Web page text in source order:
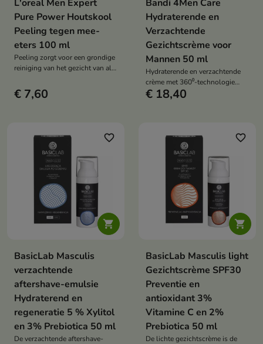
L'oreal Men Expert
Pure Power Houtskool
Peeling tegen mee-
eters 100 ml
Peeling zorgt voor een grondige
reiniging van het gezicht van alle
huid verfrist en gerevitaliseerd
blijft
€ 7,60
Bandi 4Men Care
Hydraterende en
Verzachtende
Gezichtscrème voor
Mannen 50 ml
Hydraterende en verzachtende
crème met 360⁰-technologie
biedt een complete verzorging
€ 18,40

favorite_border
BasicLab Masculis
verzachtende
aftershave-emulsie
Hydraterend en
regeneratie 5 % Xylitol
en 3% Prebiotica 50 ml
De verzachtende aftershave-

favorite_border
BasicLab Masculis light
Gezichtscrème SPF30
Preventie en
antioxidant 3%
Vitamine C en 2%
Prebiotica 50 ml
De lichte gezichtscrème is de